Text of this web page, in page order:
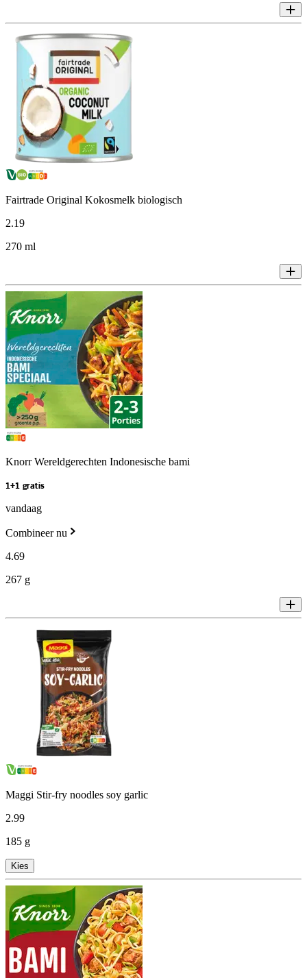
Fairtrade Original Kokosmelk biologisch
2.19
270 ml
Knorr Wereldgerechten Indonesische bami
1+1 gratis
vandaag
Combineer nu
4.69
267 g
Maggi Stir-fry noodles soy garlic
2.99
185 g
Kies